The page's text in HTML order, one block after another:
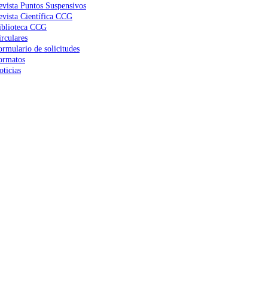
Puntos Suspensivos
Científica CCG
CCG
de solicitudes